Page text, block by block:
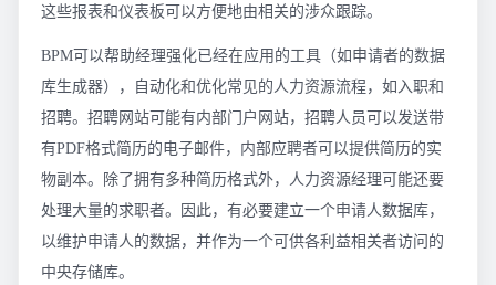
这些报表和仪表板可以方便地由相关的涉众跟踪。
BPM可以帮助经理强化已经在应用的工具（如申请者的数据
库生成器），自动化和优化常见的人力资源流程，如入职和
招聘。招聘网站可能有内部门户网站，招聘人员可以发送带
有PDF格式简历的电子邮件，内部应聘者可以提供简历的实
物副本。除了拥有多种简历格式外，人力资源经理可能还要
处理大量的求职者。因此，有必要建立一个申请人数据库，
以维护申请人的数据，并作为一个可供各利益相关者访问的
中央存储库。